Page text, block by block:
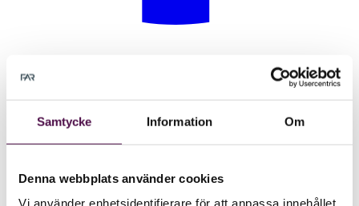
Samtycke Information Om
Denna webbplats använder cookies
Vi använder enhetsidentifierare för att anpassa innehållet